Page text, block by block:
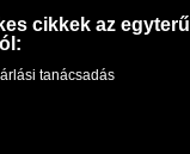
cikkek az egyterű
tanácsadás